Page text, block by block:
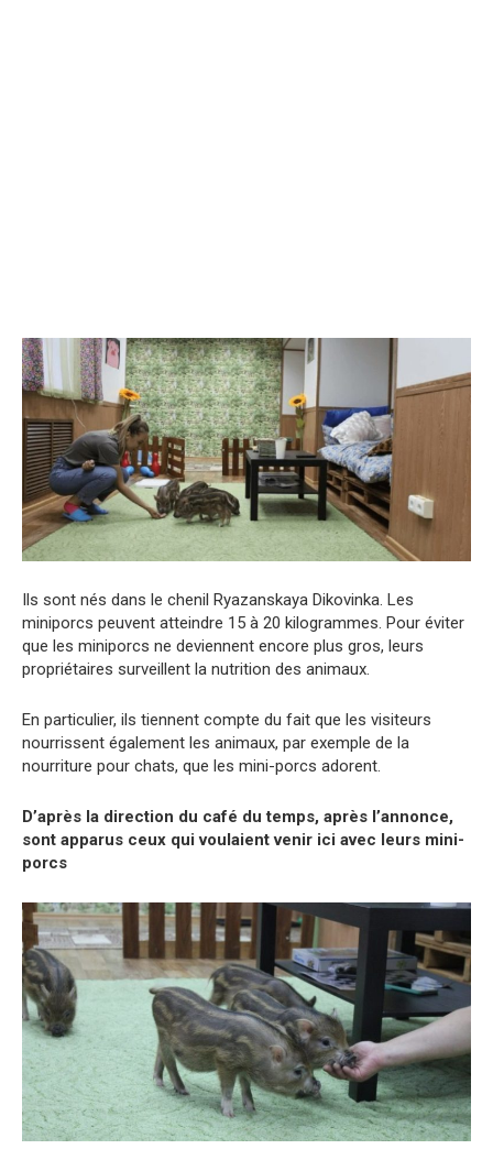
Ils sont nés dans le chenil Ryazanskaya Dikovinka. Les
miniporcs peuvent atteindre 15 à 20 kilogrammes. Pour éviter
que les miniporcs ne deviennent encore plus gros, leurs
propriétaires surveillent la nutrition des animaux.
En particulier, ils tiennent compte du fait que les visiteurs
nourrissent également les animaux, par exemple de la
nourriture pour chats, que les mini-porcs adorent.
D’après la direction du café du temps, après l’annonce,
sont apparus ceux qui voulaient venir ici avec leurs mini-
porcs